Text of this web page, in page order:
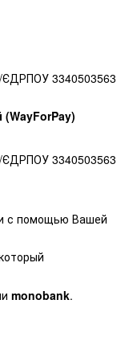
ЄДРПОУ 3340503563
(WayForPay)
ЄДРПОУ 3340503563
с помощью Вашей
monobank.